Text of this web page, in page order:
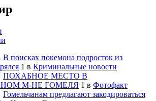
В поисках покемона подросток из
1 в Криминальные новости
ПОХАБНОЕ МЕСТО В
М-НЕ ГОМЕЛЯ 1 в Фотофакт
Гомельчанам предлагают закодироваться